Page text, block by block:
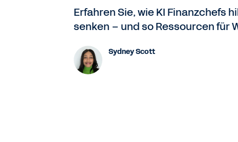
Erfahren Sie, wie KI Finanzchefs
senken – und so Ressourcen für
Sydney Scott